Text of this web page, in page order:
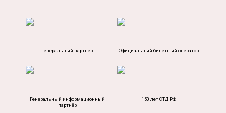
Генеральный партнёр Официальный билетный оператор
Генеральный информационный
партнёр
150 лет СТД РФ